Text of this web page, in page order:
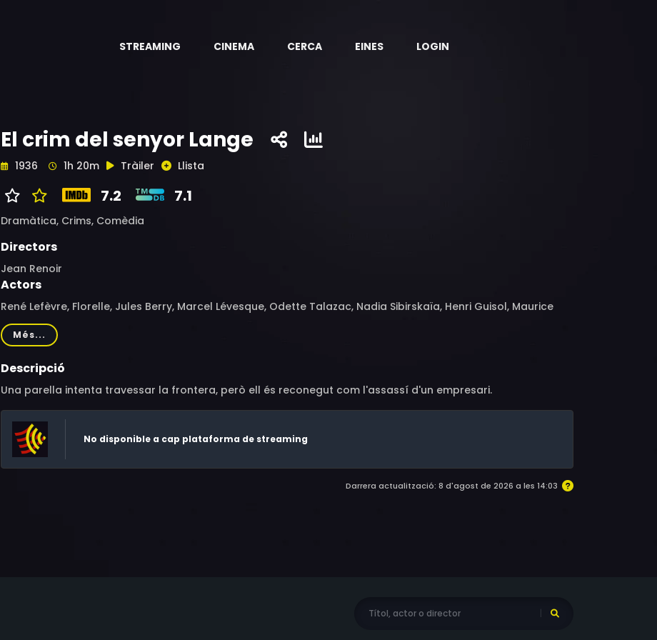
STREAMING CINEMA CERCA EINES LOGIN
El crim del senyor Lange
1936 1h 20m Tràiler Llista
7.2 7.1
Dramàtica, Crims, Comèdia
Directors
Jean Renoir
Actors
René Lefèvre, Florelle, Jules Berry, Marcel Lévesque, Odette Talazac, Nadia Sibirskaïa, Henri Guisol, Maurice
Baquet, Jacques Brunius, Sylvain Itkine, Marcel Duhamel, Sylvia Bataille, Jean Dasté, Henri Saint-Isle, Pierre
Huchet, René Génin, Max Morise, Charbonnier, Edmond Beauchamp, Jean Bremaud, Guy Decomble, Paul
Demange, Yves Deniaud, Claire Gérard, Paul Grimault, Michel Kovachevitch, Fabien Loris, Marcel Lupovici
Més...
Descripció
Una parella intenta travessar la frontera, però ell és reconegut com l'assassí d'un empresari.
No disponible a cap plataforma de streaming
Darrera actualització: 8 d'agost de 2026 a les 14:03